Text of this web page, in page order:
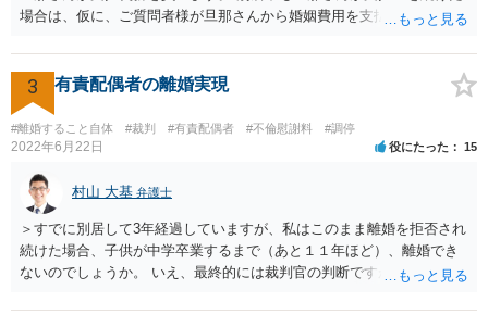
場合は、仮に、ご質問者様が旦那さんから婚姻費用を支払ってもらう
部の額を引いた額が婚姻費用として支払われることになることが多い
です。 また、離婚をする際の財産分与において考慮されることもあり
ます。 他方、旦那さんが住宅ローンを支払わなくなってしまう場合が
あります。 その場合に、ご質問者様が、その後もご自宅に住み続けた
い場合は、実質的にご質問者様が住宅ローンをお支払になる必要が出
て、強制的にご自宅が売却されてしまう可能性があるからです。 可能
であれば、婚姻費用の額、親権を取得するために現時点でしておくべ
きこと等も含め、お近くの弁護士に直接相談して、アドバイス等を求
めることをお勧めします。
3 有責配偶者の離婚実現
#離婚すること自体 #裁判 #有責配偶者 #不倫慰謝料 #調停
2022年6月22日 役にたった 15
村山 大基 弁護士
＞すでに別居して3年経過していますが、私はこのまま離婚を拒否され
続けた場合、子供が中学卒業するまで（あと１１年ほど）、離婚でき
ないのでしょうか。 いえ、最終的には裁判官の判断ですが、現時点で
に離婚できない、ということもないと思います。 すでに依頼されてい